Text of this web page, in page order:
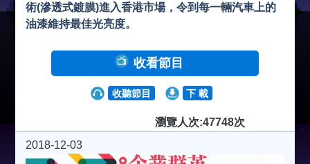
術(滲透式鍍膜)進入香港市場，令到每一輛汽車上的
油漆維持最佳光亮度。
收看節目
收聽節目 下 載
瀏覽人次:47748次
2018-12-03